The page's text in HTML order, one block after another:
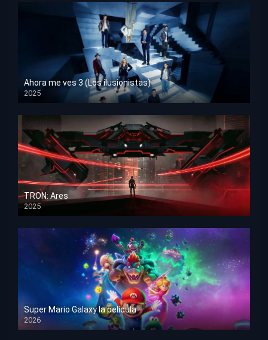
Ahora me ves 3 (Los ilusionistas)
2025
HD 1080p
TRON: Ares
2025
HD 1080p
Super Mario Galaxy la película
2026
HD 1080p